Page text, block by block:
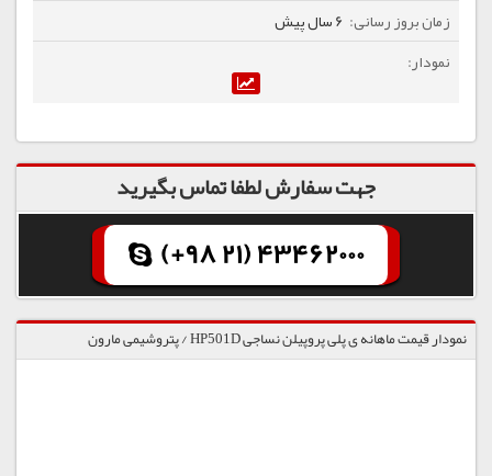
6 سال پیش
جهت سفارش لطفا تماس بگیرید
(+98 21) 43462000
نمودار قیمت ماهانه ی پلی پروپیلن نساجی HP501D / پتروشیمی مارون